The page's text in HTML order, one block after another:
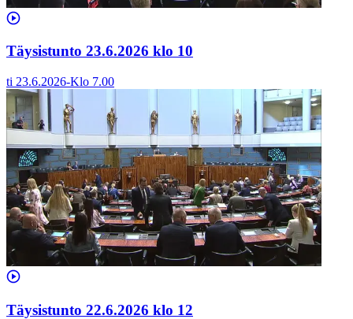
Täysistunto 23.6.2026 klo 10
ti 23.6.2026-Klo 7.00
Täysistunto 22.6.2026 klo 12